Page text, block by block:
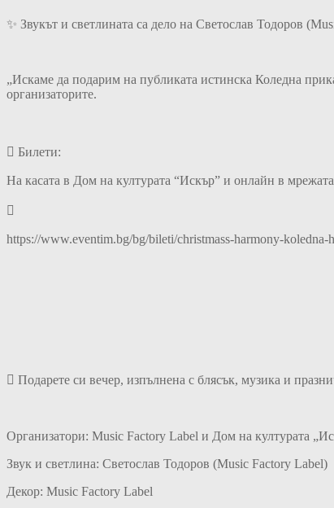
✨ Звукът и светлината са дело на Светослав Тодоров
„Искаме да подарим на публиката истинска Коледна
организаторите.
 Билети:
На касата в Дом на културата “Искър” и онлайн в

https://www.eventim.bg/bg/bileti/christmass-harmony-
 Подарете си вечер, изпълнена с блясък, музика и
Организатори: Music Factory Label и Дом на културата
Звук и светлина: Светослав Тодоров (Music Factory Label)
Декор: Music Factory Label